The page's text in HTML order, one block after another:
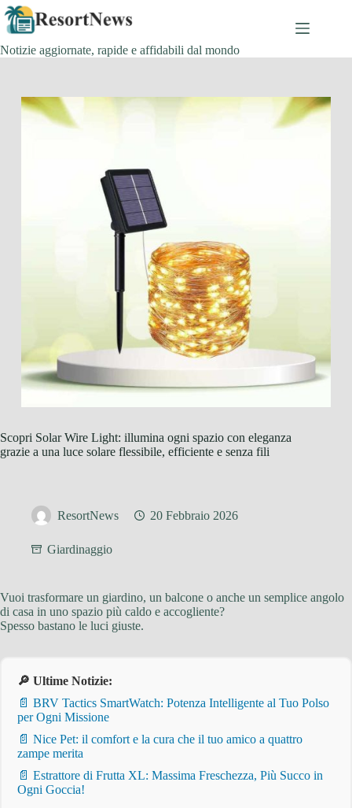
Salta
al
contenuto
Notizie aggiornate, rapide e affidabili dal mondo
Scopri Solar Wire Light: illumina ogni spazio con eleganza
grazie a una luce solare flessibile, efficiente e senza fili
ResortNews 20 Febbraio 2026
Giardinaggio
Vuoi trasformare un giardino, un balcone o anche un semplice angolo
di casa in uno spazio più caldo e accogliente?
Spesso bastano le luci giuste.
🔎 Ultime Notizie:
📄 BRV Tactics SmartWatch: Potenza Intelligente al Tuo Polso
per Ogni Missione
📄 Nice Pet: il comfort e la cura che il tuo amico a quattro
zampe merita
📄 Estrattore di Frutta XL: Massima Freschezza, Più Succo in
Ogni Goccia!